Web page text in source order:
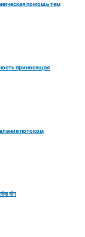
помощь тем
приносящая
потоком
योग